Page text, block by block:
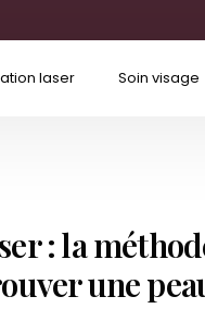
laser Soin visage
: la
une